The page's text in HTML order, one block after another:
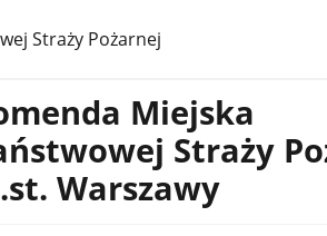
Straży Pożarnej
Miejska
Straży
Warszawy